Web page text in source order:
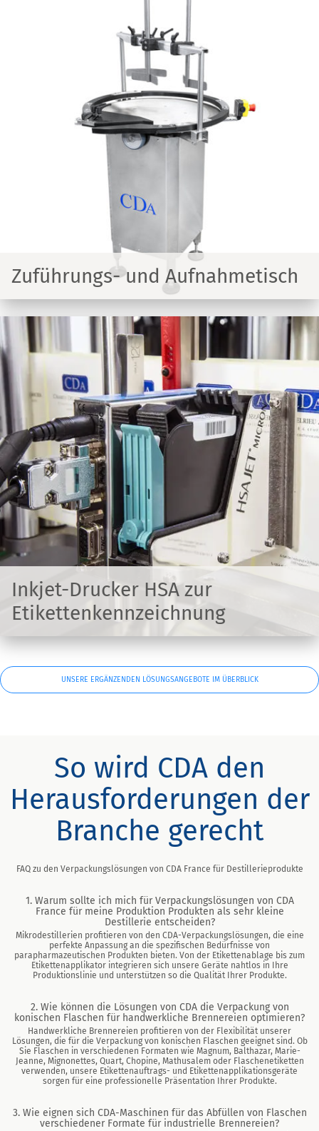
Zuführungs- und Aufnahmetisch
Inkjet-Drucker HSA zur
Etikettenkennzeichnung
UNSERE ERGÄNZENDEN LÖSUNGSANGEBOTE IM ÜBERBLICK
So wird CDA den
Herausforderungen der
Branche gerecht
FAQ zu den Verpackungslösungen von CDA France für Destillerieprodukte
1. Warum sollte ich mich für Verpackungslösungen von CDA
France für meine Produktion Produkten als sehr kleine
Destillerie entscheiden?
Mikrodestillerien profitieren von den CDA-Verpackungslösungen, die eine
perfekte Anpassung an die spezifischen Bedürfnisse von
parapharmazeutischen Produkten bieten. Von der Etikettenablage bis zum
Etikettenapplikator integrieren sich unsere Geräte nahtlos in Ihre
Produktionslinie und unterstützen so die Qualität Ihrer Produkte.
2. Wie können die Lösungen von CDA die Verpackung von
konischen Flaschen für handwerkliche Brennereien optimieren?
Handwerkliche Brennereien profitieren von der Flexibilität unserer
Lösungen, die für die Verpackung von konischen Flaschen geeignet sind. Ob
Sie Flaschen in verschiedenen Formaten wie Magnum, Balthazar, Marie-
Jeanne, Mignonettes, Quart, Chopine, Mathusalem oder Flaschenetiketten
verwenden, unsere Etikettenauftrags- und Etikettenapplikationsgeräte
sorgen für eine professionelle Präsentation Ihrer Produkte.
3. Wie eignen sich CDA-Maschinen für das Abfüllen von Flaschen
verschiedener Formate für industrielle Brennereien?